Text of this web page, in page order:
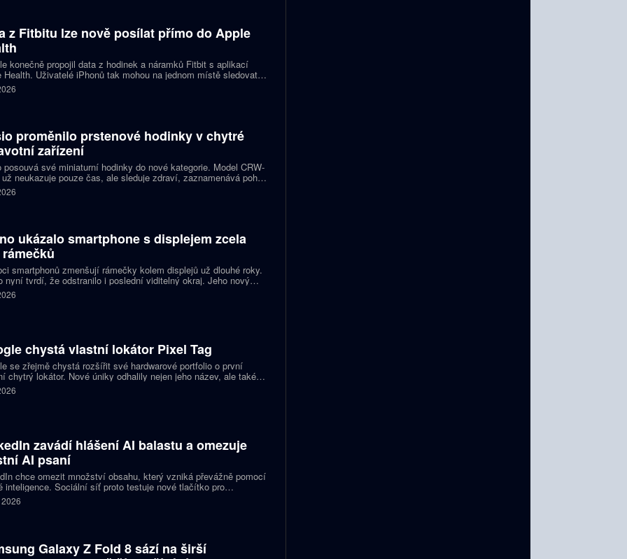
z Fitbitu lze nově posílat přímo do Apple
konečně propojil data z hodinek a náramků Fitbit s aplikací
Health. Uživatelé iPhonů tak mohou na jednom místě sledovat
cvičení, spánek i zdravotní údaje. Novinka odstraňuje omezení,
bylo dosud nutné využívat pomocné aplikace nebo jiné
proměnilo prstenové hodinky v chytré
zařízení
posouvá své miniaturní hodinky do nové kategorie. Model CRW-
už neukazuje pouze čas, ale sleduje zdraví, zaznamenává pohyb
na dění v telefonu. Celokovový prsten tak spojuje digitální
šperk a chytré zařízení, které může uživatel nosit po celý den.
ukázalo smartphone s displejem zcela
rámečků
smartphonů zmenšují rámečky kolem displejů už dlouhé roky.
nyní tvrdí, že odstranilo i poslední viditelný okraj. Jeho nový
nabízí obrazovku s rámečkem širokým přesně nula milimetrů.
chystá vlastní lokátor Pixel Tag
se zřejmě chystá rozšířit své hardwarové portfolio o první
chytrý lokátor. Nové úniky odhalily nejen jeho název, ale také
zařízení a několik technických detailů. Pixel Tag má
v síti Find My Device a pomáhat s hledáním ztracených věcí
zavádí hlášení AI balastu a omezuje
AI psaní
chce omezit množství obsahu, který vzniká převážně pomocí
inteligence. Sociální síť proto testuje nové tlačítko pro
příspěvků, jež působí jako takzvaný AI balast. Zároveň
nástroje pro psaní textů a slibuje, že uživatelům nabídne
Galaxy Z Fold 8 sází na širší